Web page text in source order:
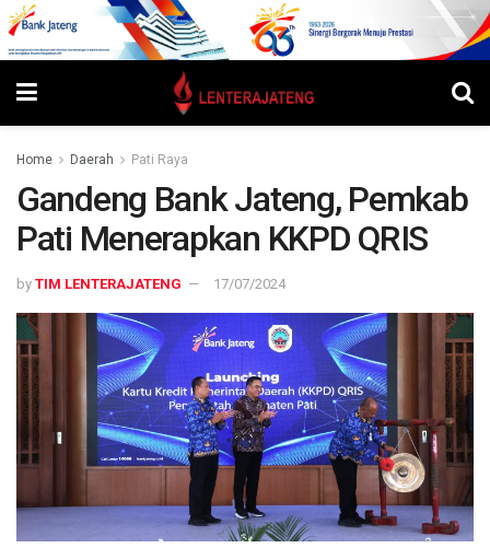
Home Daerah Pati Raya
Gandeng Bank Jateng, Pemkab
Pati Menerapkan KKPD QRIS
by TIM LENTERAJATENG 17/07/2024